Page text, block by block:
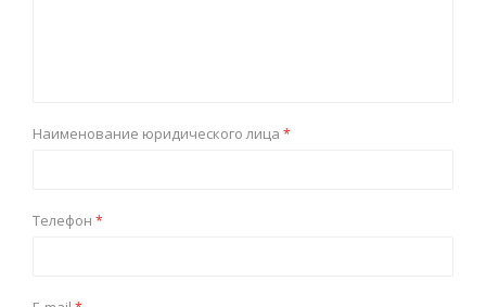
Наименование юридического лица *
Телефон *